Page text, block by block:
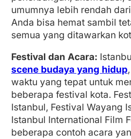
umumnya lebih rendah
Anda bisa hemat sambil
semua yang ditawarkan
Festival dan Acara:
scene budaya yang hidup
waktu yang tepat untuk
beberapa festival kota.
Istanbul, Festival Wayang
Istanbul International Film
beberapa contoh acara